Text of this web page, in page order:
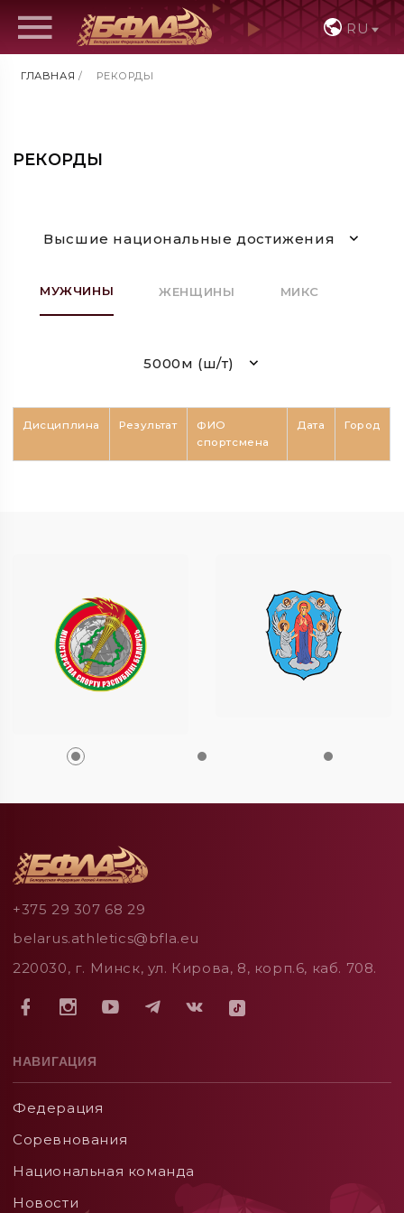
RU
ГЛАВНАЯ / РЕКОРДЫ
РЕКОРДЫ
Высшие национальные достижения
МУЖЧИНЫ ЖЕНЩИНЫ МИКС
5000м (ш/т)
Дисциплина Результат
ФИО
спортсмена
Дата Город
+375 29 307 68 29
belarus.athletics@bfla.eu
220030, г. Минск, ул. Кирова, 8, корп.6, каб. 708.
НАВИГАЦИЯ
Федерация
Соревнования
Национальная команда
Новости